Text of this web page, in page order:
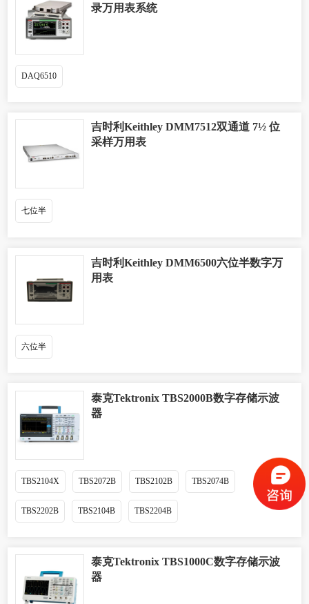
录万用表系统
DAQ6510
吉时利Keithley DMM7512双通道 7½ 位
采样万用表
七位半
吉时利Keithley DMM6500六位半数字万
用表
六位半
泰克Tektronix TBS2000B数字存储示波
器
TBS2104X TBS2072B TBS2102B TBS2074B
TBS2202B TBS2104B TBS2204B
泰克Tektronix TBS1000C数字存储示波
器